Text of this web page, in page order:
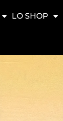
LO SHOP